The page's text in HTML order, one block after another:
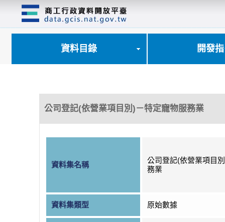
資料目錄 開發
公司登記(依營業項目別)－特定寵物服務業
資料集名稱
公司登記(依營業項目
務業
資料集類型 原始數據